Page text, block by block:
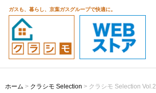
ガスも、暮らし、京葉ガスグループで快適に。
ホーム > クラシモ Selection > クラシモ Selection Vol.2